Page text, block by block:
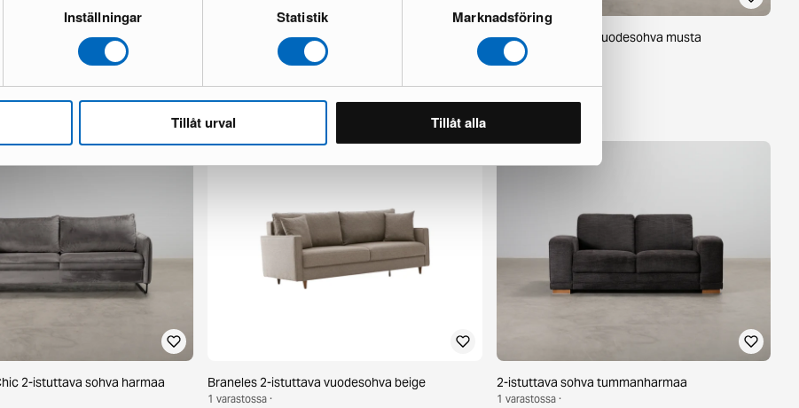
Inställningar Statistik Marknadsföring
Tillåt urval Tillåt alla
2-istuttava harmaa
Alvared 3-istuttava vuodesohva divaanilla
423 € 896 €
Senja 3-istuttava vuodesohva musta
1 varastossa ·
2-istuttava sohva harmaa Braneles 2-istuttava vuodesohva beige
1 varastossa ·
2-istuttava sohva tummanharmaa
1 varastossa ·